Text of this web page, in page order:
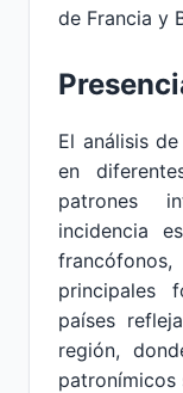
de Francia y
El análisis
en
patrones
incidencia
principales
países
región,
patronímicos